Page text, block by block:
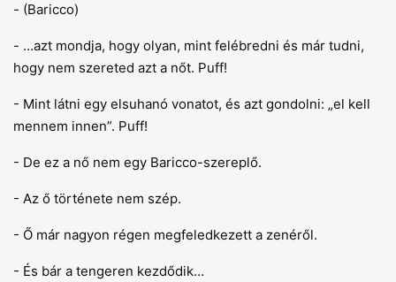
- (Baricco)
- …azt mondja, hogy olyan, mint felébredni és már tudni,
hogy nem szereted azt a nőt. Puff!
- Mint látni egy elsuhanó vonatot, és azt gondolni: „el kell
mennem innen”. Puff!
- De ez a nő nem egy Baricco-szereplő.
- Az ő története nem szép.
- Ő már nagyon régen megfeledkezett a zenéről.
- És bár a tengeren kezdődik…